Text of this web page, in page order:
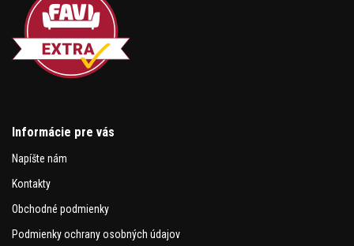
Informácie pre vás
Napíšte nám
Kontakty
Obchodné podmienky
Podmienky ochrany osobných údajov